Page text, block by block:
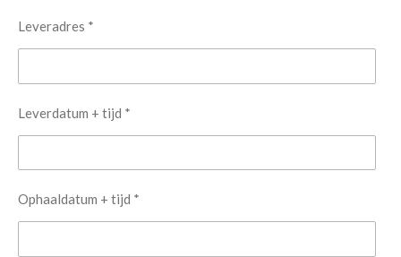
Leveradres *
Leverdatum + tijd *
Ophaaldatum + tijd *